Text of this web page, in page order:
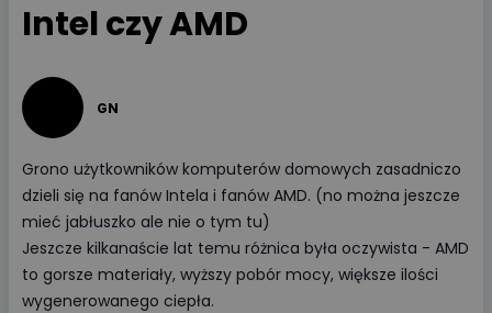
Intel czy AMD
GN
Grono użytkowników komputerów domowych zasadniczo
dzieli się na fanów Intela i fanów AMD. (no można jeszcze
mieć jabłuszko ale nie o tym tu)
Jeszcze kilkanaście lat temu różnica była oczywista - AMD
to gorsze materiały, wyższy pobór mocy, większe ilości
wygenerowanego ciepła.